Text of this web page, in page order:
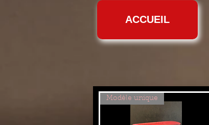
ACCUEIL
Modèle unique